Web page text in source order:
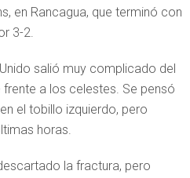
en Rancagua, que terminó con
3-2.
salió muy complicado del
a los celestes. Se pensó
el tobillo izquierdo, pero
horas.
la fractura, pero